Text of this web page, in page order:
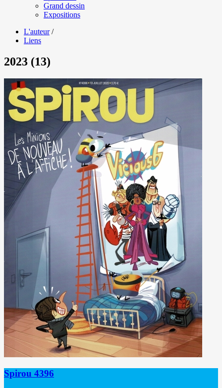
Grand dessin
Expositions
L'auteur /
Liens
2023 (13)
Spirou 4396